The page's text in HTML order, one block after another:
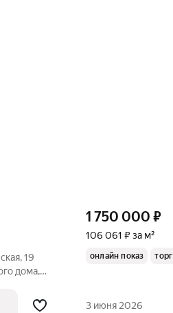
19
дома,
1 750 000 ₽
106 061 ₽ за м²
онлайн показ торг
3 июня 2026